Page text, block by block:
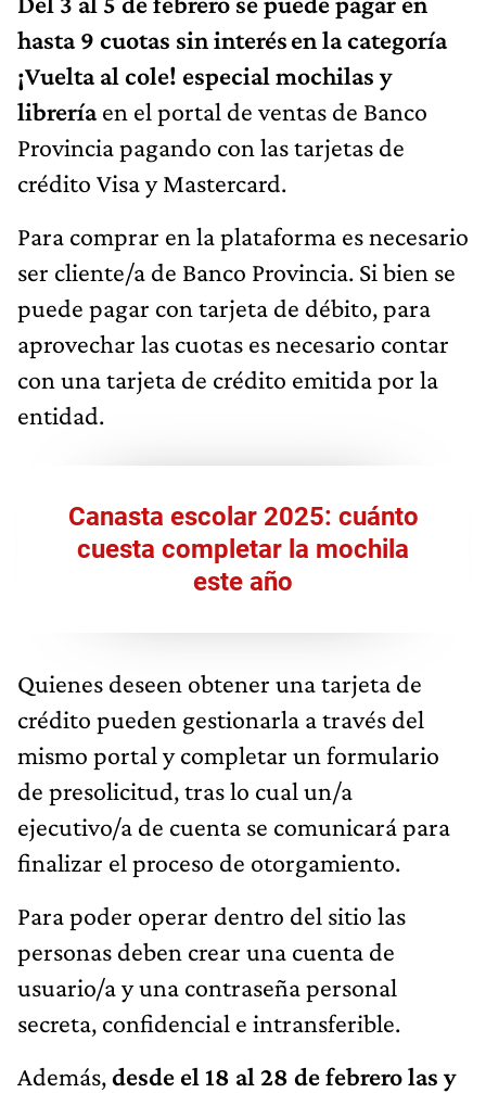
hasta 9 cuotas sin interés en la categoría
¡Vuelta al cole! especial mochilas y
libreríaen el portal de ventas de Banco
Provincia pagando con las tarjetas de
crédito Visa y Mastercard.
Para comprar en la plataforma es necesario
ser cliente/a de Banco Provincia. Si bien se
puede pagar con tarjeta de débito, para
aprovechar las cuotas es necesario contar
con una tarjeta de crédito emitida por la
entidad.
Canasta escolar 2025: cuánto
cuesta completar la mochila
este año
Quienes deseen obtener una tarjeta de
crédito pueden gestionarla a través del
mismo portal y completar un formulario
de presolicitud, tras lo cual un/a
ejecutivo/a de cuenta se comunicará para
finalizar el proceso de otorgamiento.
Para poder operar dentro del sitio las
personas deben crear una cuenta de
usuario/a y una contraseña personal
secreta, confidencial e intransferible.
Además,desde el 18 al 28 de febrero las y